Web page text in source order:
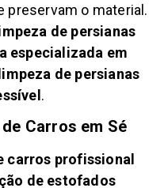
preservam o material.
de persianas
especializada em
de persianas
.
Carros em Sé
carros profissional
de estofados